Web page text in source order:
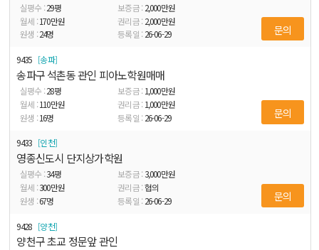
29평 2,000만원
170만원 2,000만원
24명 26-06-29 문의
9435 송파
송파구 석촌동 관인 피아노학원매매
28평 1,000만원
110만원 1,000만원
16명 26-06-29 문의
9433 인천
영종신도시 단지상가학원
34평 3,000만원
300만원
협의
67명 26-06-29 문의
9428 양천
양천구 초교 정문앞 관인